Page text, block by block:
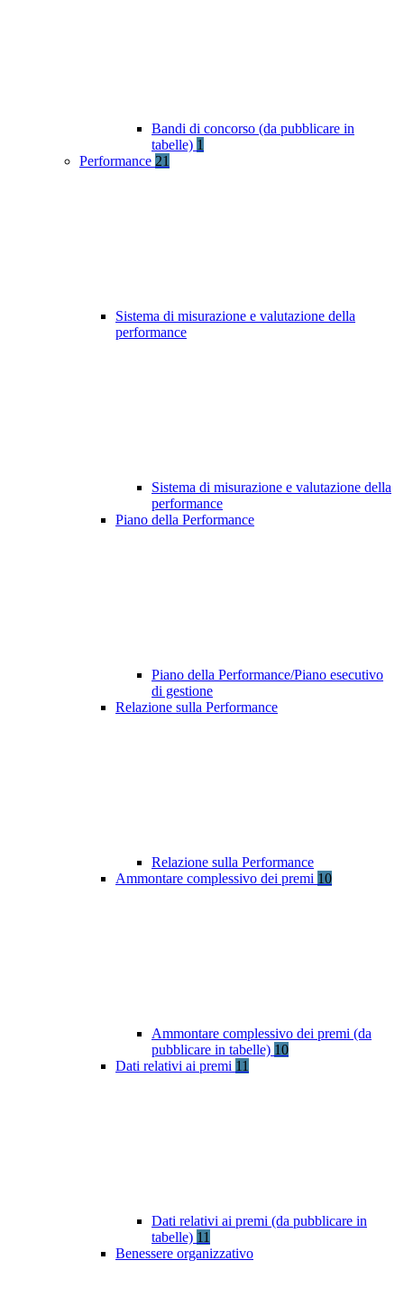
Bandi di concorso (da pubblicare in
tabelle) 1
Performance 21
Sistema di misurazione e valutazione della
performance
Sistema di misurazione e valutazione della
performance
Piano della Performance
Piano della Performance/Piano esecutivo
di gestione
Relazione sulla Performance
Relazione sulla Performance
Ammontare complessivo dei premi 10
Ammontare complessivo dei premi (da
pubblicare in tabelle) 10
Dati relativi ai premi 11
Dati relativi ai premi (da pubblicare in
tabelle) 11
Benessere organizzativo